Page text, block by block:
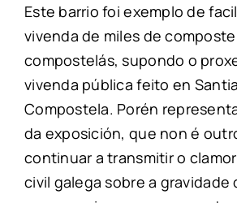
Este barrio foi exemplo de
vivenda de miles de
compostelás, supondo o
vivenda pública feito en
Compostela. Porén
da exposición, que non é
continuar a transmitir o
civil galega sobre a gravidade